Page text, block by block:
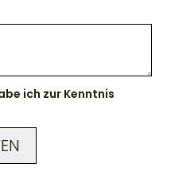
ich zur Kenntnis